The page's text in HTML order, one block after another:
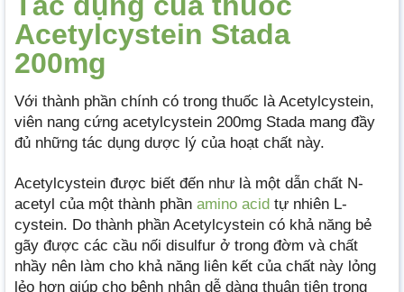
Acetylcystein Stada
200mg
Với thành phần chính có trong thuốc là Acetylcystein,
viên nang cứng acetylcystein 200mg Stada mang đầy
đủ những tác dụng dược lý của hoạt chất này.
Acetylcystein được biết đến như là một dẫn chất N-
acetyl của một thành phần amino acid tự nhiên L-
cystein. Do thành phần Acetylcystein có khả năng bẻ
gãy được các cầu nối disulfur ở trong đờm và chất
nhầy nên làm cho khả năng liên kết của chất này lỏng
lẻo hơn giúp cho bệnh nhân dễ dàng thuận tiện trong